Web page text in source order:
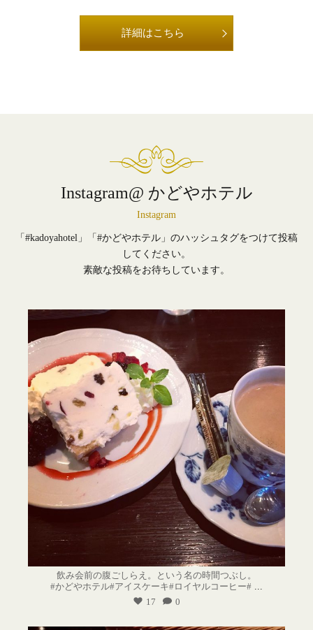
詳細はこちら
Instagram@ かどやホテル
Instagram
「#kadoyahotel」「#かどやホテル」のハッシュタグをつけて投稿
してください。
素敵な投稿をお待ちしています。
飲み会前の腹ごしらえ。という名の時間つぶし。
#かどやホテル#アイスケーキ#ロイヤルコーヒー#
17
0